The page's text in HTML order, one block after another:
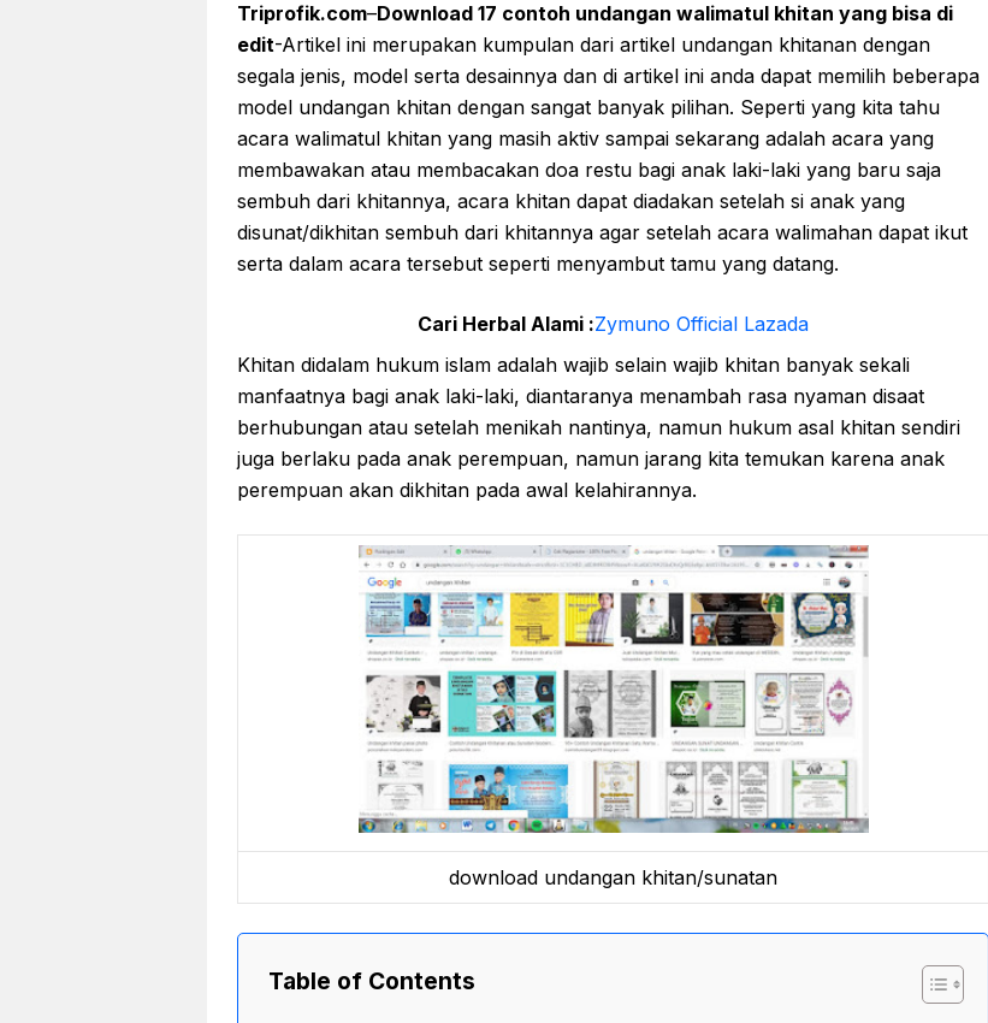
Triprofik.com–Download 17 contoh undangan walimatul khitan yang bisa di
edit-Artikel ini merupakan kumpulan dari artikel undangan khitanan dengan
segala jenis, model serta desainnya dan di artikel ini anda dapat memilih beberapa
model undangan khitan dengan sangat banyak pilihan. Seperti yang kita tahu
acara walimatul khitan yang masih aktiv sampai sekarang adalah acara yang
membawakan atau membacakan doa restu bagi anak laki-laki yang baru saja
sembuh dari khitannya, acara khitan dapat diadakan setelah si anak yang
disunat/dikhitan sembuh dari khitannya agar setelah acara walimahan dapat ikut
serta dalam acara tersebut seperti menyambut tamu yang datang.
Cari Herbal Alami :Zymuno Official Lazada
Khitan didalam hukum islam adalah wajib selain wajib khitan banyak sekali
manfaatnya bagi anak laki-laki, diantaranya menambah rasa nyaman disaat
berhubungan atau setelah menikah nantinya, namun hukum asal khitan sendiri
juga berlaku pada anak perempuan, namun jarang kita temukan karena anak
perempuan akan dikhitan pada awal kelahirannya.
download undangan khitan/sunatan
Table of Contents